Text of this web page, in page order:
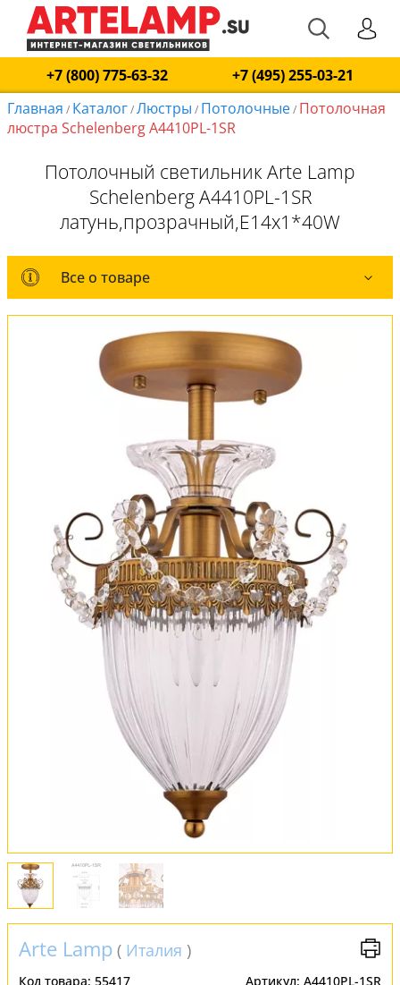
+7 (800) 775-63-32
+7 (495) 255-03-21
Главная / Каталог/Люстры / Потолочные/ Потолочная
люстра Schelenberg A4410PL-1SR
Потолочный светильник Arte Lamp
Schelenberg A4410PL-1SR
латунь,прозрачный,E14x1*40W
Все о товаре
Все о товаре
Комплект лампочек
Вся коллекция
Оплата и доставка
Обмен и возврат
Установка
FAQ
Отзывы
Arte Lamp ( Италия )
Код товара: 55417 Артикул: A4410PL-1SR